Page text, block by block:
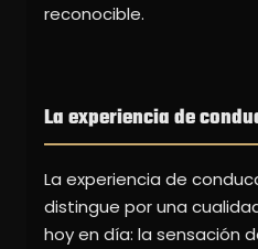
reconocible.
La experiencia de
La experiencia de
distingue por una
hoy en día: la sensación